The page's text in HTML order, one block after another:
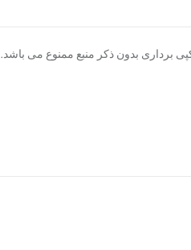
برداری بدون ذکر منبع ممنوع می باشد.